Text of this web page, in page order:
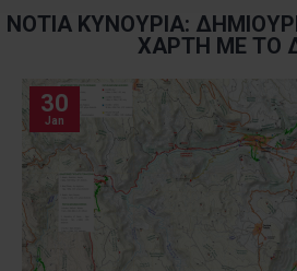
ΝΌΤΙΑ ΚΥΝΟΥΡΊΑ:
ΧΆΡΤΗ ΜΕ ΤΟ
30
Jan